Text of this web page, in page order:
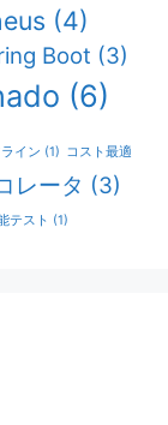
(4)
Boot (3)
(6)
イン (1) コスト最適
レータ (3)
テスト (1)